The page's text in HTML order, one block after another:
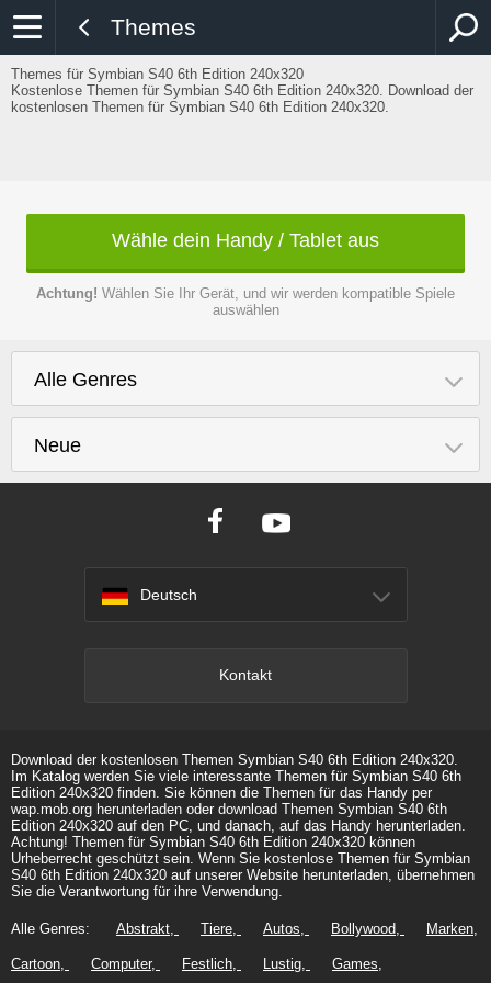
Themes
Themes für Symbian S40 6th Edition 240x320
Kostenlose Themen für Symbian S40 6th Edition 240x320. Download der
kostenlosen Themen für Symbian S40 6th Edition 240x320.
Wähle dein Handy / Tablet aus
Achtung! Wählen Sie Ihr Gerät, und wir werden kompatible Spiele
auswählen
Alle Genres
Neue
Deutsch
Kontakt
Download der kostenlosen Themen Symbian S40 6th Edition 240x320.
Im Katalog werden Sie viele interessante Themen für Symbian S40 6th
Edition 240x320 finden. Sie können die Themen für das Handy per
wap.mob.org herunterladen oder download Themen Symbian S40 6th
Edition 240x320 auf den PC, und danach, auf das Handy herunterladen.
Achtung! Themen für Symbian S40 6th Edition 240x320 können
Urheberrecht geschützt sein. Wenn Sie kostenlose Themen für Symbian
S40 6th Edition 240x320 auf unserer Website herunterladen, übernehmen
Sie die Verantwortung für ihre Verwendung.
Alle Genres: Abstrakt Tiere Autos Bollywood Marken
Cartoon Computer Festlich Lustig Games